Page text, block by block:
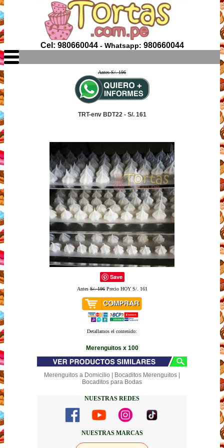
Cel: 980660044- Whatsapp: 980660044
Antes S/. 196
TRT-env BDT22 - S/. 161
Save
AntesS/. 196Precio HOY S/. 161
Detallamos el contenido:
Merenguitos x 100
Merenguitos a Domicilio | Bocaditos Merenguitos |
Bocaditos para Bodas
NUESTRAS REDES
NUESTRAS MARCAS